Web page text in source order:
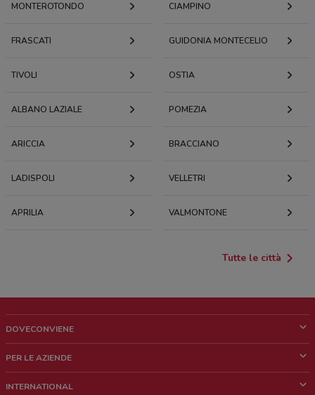
MONTEROTONDO CIAMPINO
FRASCATI GUIDONIA MONTECELIO
TIVOLI OSTIA
ALBANO LAZIALE POMEZIA
ARICCIA BRACCIANO
LADISPOLI VELLETRI
APRILIA VALMONTONE
Tutte le città
DOVECONVIENE
Chi siamo
PER LE AZIENDE
INTERNATIONAL